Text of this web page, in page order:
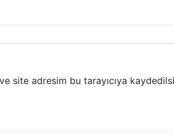
site adresim bu tarayıcıya